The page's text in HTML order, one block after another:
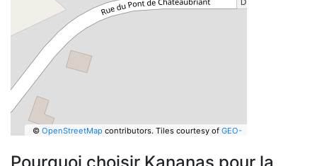
© OpenStreetMapcontributors. Tiles courtesy of GEO-